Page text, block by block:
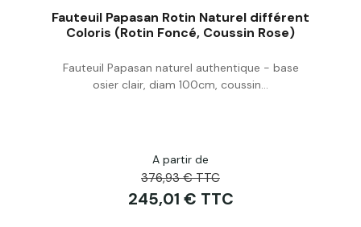
Acheter
Fauteuil Papasan Rotin Naturel différent
Coloris (Rotin Foncé, Coussin Rose)
Fauteuil Papasan naturel authentique - base
osier clair, diam 100cm, coussin...
A partir de
376,93 € TTC
245,01 € TTC